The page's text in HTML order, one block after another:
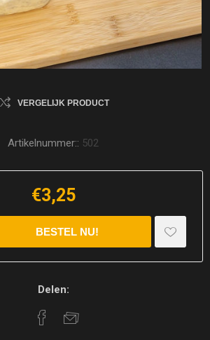
VERGELIJK PRODUCT
Artikelnummer:: 502
€3,25
Delen: